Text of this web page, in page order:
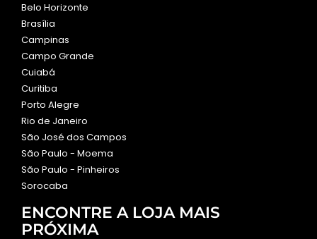
Belo Horizonte
Brasília
Campinas
Campo Grande
Cuiabá
Curitiba
Porto Alegre
Rio de Janeiro
São José dos Campos
São Paulo - Moema
São Paulo - Pinheiros
Sorocaba
ENCONTRE A LOJA MAIS
PRÓXIMA